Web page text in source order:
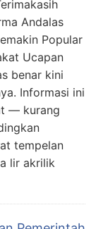
Andalas
Popular
Ucapan
benar kini
Informasi ini
— kurang
tempelan
lir akrilik